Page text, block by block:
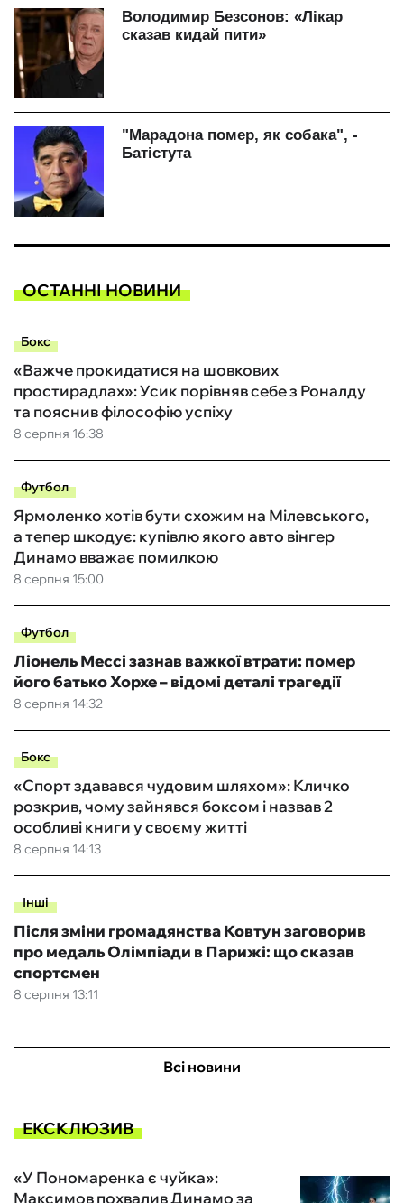
ОСТАННІ НОВИНИ
Бокс
8 серпня 16:38
«Важче прокидатися на шовкових
простирадлах»: Усик порівняв себе з Роналду
та пояснив філософію успіху
Футбол
8 серпня 15:00
Ярмоленко хотів бути схожим на Мілевського,
а тепер шкодує: купівлю якого авто вінгер
Динамо вважає помилкою
Футбол
8 серпня 14:32
Ліонель Мессі зазнав важкої втрати: помер
його батько Хорхе – відомі деталі трагедії
Бокс
8 серпня 14:13
«Спорт здавався чудовим шляхом»: Кличко
розкрив, чому зайнявся боксом і назвав 2
особливі книги у своєму житті
Інші
8 серпня 13:11
Після зміни громадянства Ковтун заговорив
про медаль Олімпіади в Парижі: що сказав
спортсмен
Всі новини
ЕКСКЛЮЗИВ
«У Пономаренка є чуйка»:
Максимов похвалив Динамо за